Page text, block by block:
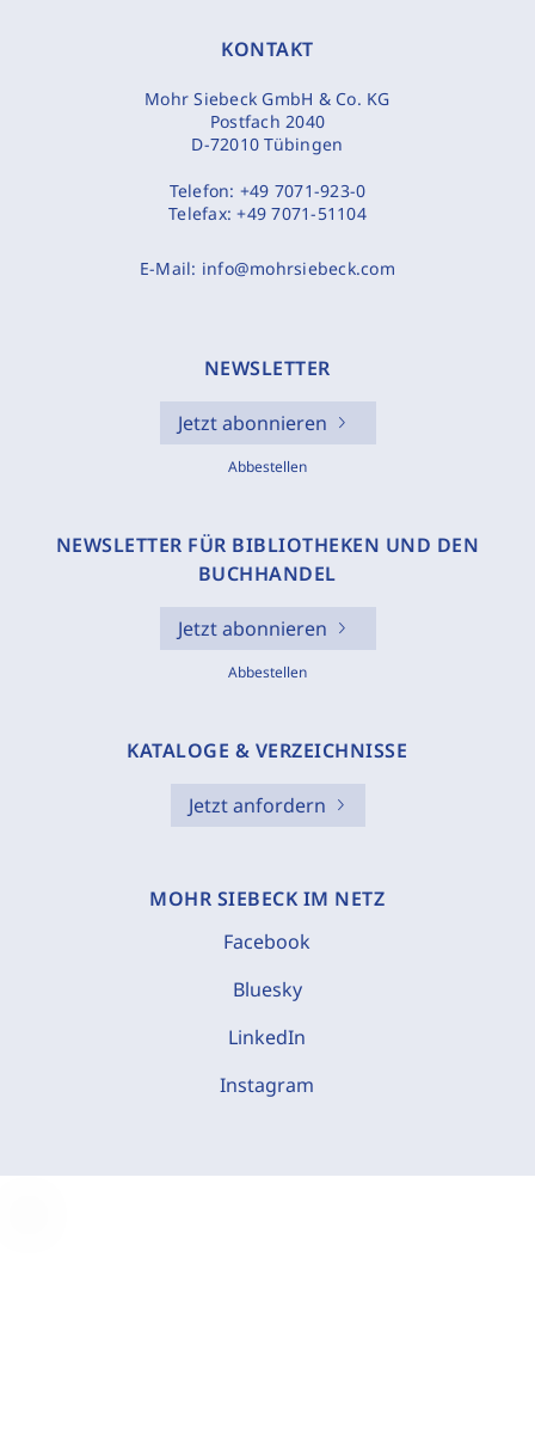
KONTAKT
Mohr Siebeck GmbH & Co. KG
Postfach 2040
D-72010 Tübingen
Telefon: +49 7071-923-0
Telefax:+49 7071-51104
E-Mail: info@mohrsiebeck.com
NEWSLETTER
Jetzt abonnieren
Abbestellen
NEWSLETTER FÜR BIBLIOTHEKEN UND DEN
BUCHHANDEL
Jetzt abonnieren
Abbestellen
KATALOGE & VERZEICHNISSE
Jetzt anfordern
MOHR SIEBECK IM NETZ
Facebook
Bluesky
LinkedIn
Instagram